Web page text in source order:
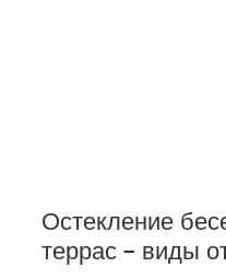
Остекление
террас – виды